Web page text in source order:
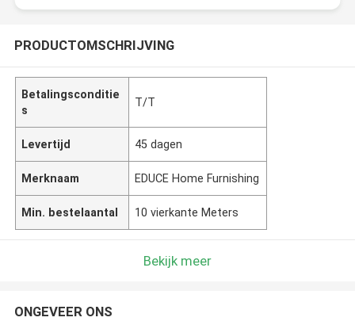
PRODUCTOMSCHRIJVING
Betalingsconditie
s
T/T
Levertijd 45 dagen
Merknaam EDUCE Home Furnishing
Min. bestelaantal 10 vierkante Meters
Bekijk meer
ONGEVEER ONS